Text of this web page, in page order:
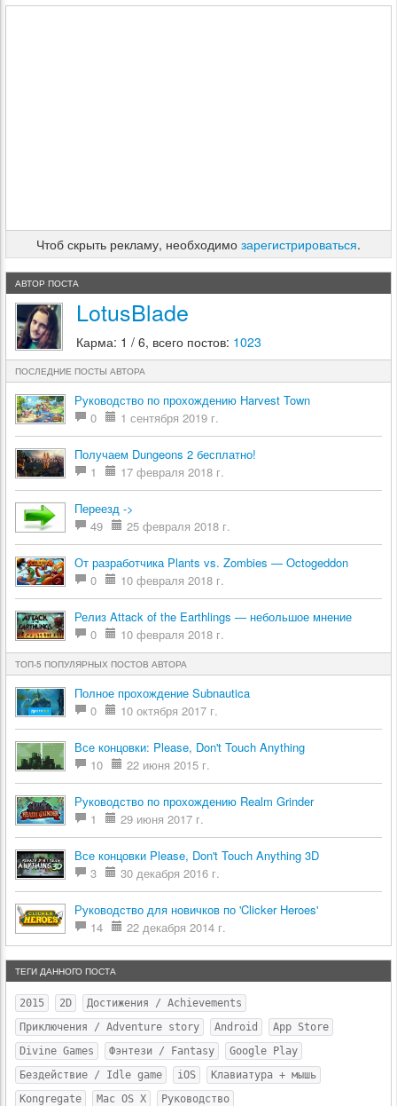
Чтоб скрыть рекламу, необходимо зарегистрироваться.
АВТОР ПОСТА
LotusBlade
Карма: 1 / 6, всего постов: 1023
ПОСЛЕДНИЕ ПОСТЫ АВТОРА
Руководство по прохождению Harvest Town
0
1 сентября 2019 г.
Получаем Dungeons 2 бесплатно!
1
17 февраля 2018 г.
Переезд ->
49
25 февраля 2018 г.
От разработчика Plants vs. Zombies — Octogeddon
0
10 февраля 2018 г.
Релиз Attack of the Earthlings — небольшое мнение
0
10 февраля 2018 г.
ТОП-5 ПОПУЛЯРНЫХ ПОСТОВ АВТОРА
Полное прохождение Subnautica
0
10 октября 2017 г.
Все концовки: Please, Don't Touch Anything
10
22 июня 2015 г.
Руководство по прохождению Realm Grinder
1
29 июня 2017 г.
Все концовки Please, Don't Touch Anything 3D
3
30 декабря 2016 г.
Руководство для новичков по 'Clicker Heroes'
14
22 декабря 2014 г.
ТЕГИ ДАННОГО ПОСТА
2015 2D
Достижения / Achievements
Приключения / Adventure story
Android
App Store
Divine Games
Фэнтези / Fantasy
Google Play
Бездействие / Idle game
iOS
Клавиатура + мышь
Kongregate
Mac OS X
Руководство